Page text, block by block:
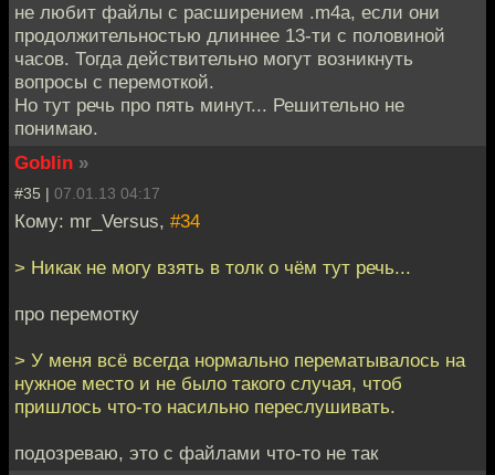
не любит файлы с расширением .m4a, если они
продолжительностью длиннее 13-ти с половиной
часов. Тогда действительно могут возникнуть
вопросы с перемоткой.
Но тут речь про пять минут... Решительно не
понимаю.
Goblin »
#35 | 07.01.13 04:17
Кому: mr_Versus, #34
> Никак не могу взять в толк о чём тут речь...
про перемотку
> У меня всё всегда нормально перематывалось на
нужное место и не было такого случая, чтоб
пришлось что-то насильно переслушивать.
подозреваю, это с файлами что-то не так